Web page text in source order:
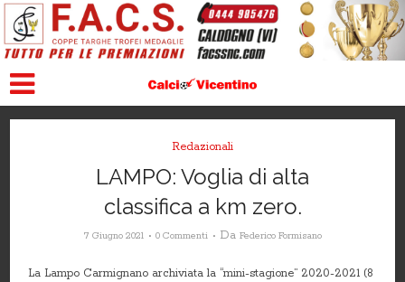
Redazionali
LAMPO: Voglia di alta
classifica a km zero.
7 Giugno 2021 0 Commenti Da Federico Formisano
La Lampo Carmignano archiviata la “mini-stagione” 2020-2021 (8